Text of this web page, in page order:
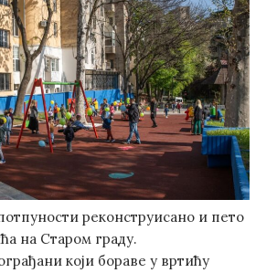
реконструисано и пето
на Старом граду.
који бораве у вртићу